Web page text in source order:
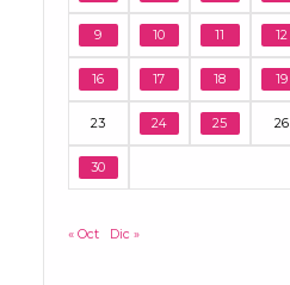
9 10 11 12
16 17 18 19
23 24 25 26
30
« Oct Dic »